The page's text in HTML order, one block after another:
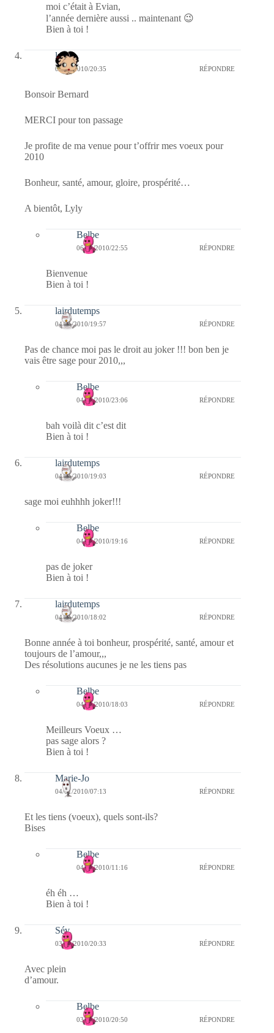
moi c’était à Evian,
l’année dernière aussi .. maintenant 😉
Bien à toi !
lyly
06/01/2010/20:35 RÉPONDRE
Bonsoir Bernard
MERCI pour ton passage
Je profite de ma venue pour t’offrir mes voeux pour
2010
Bonheur, santé, amour, gloire, prospérité…
A bientôt, Lyly
Belbe
06/01/2010/22:55 RÉPONDRE
Bienvenue
Bien à toi !
lairdutemps
04/01/2010/19:57 RÉPONDRE
Pas de chance moi pas le droit au joker !!! bon ben je
vais être sage pour 2010,,,
Belbe
04/01/2010/23:06 RÉPONDRE
bah voilà dit c’est dit
Bien à toi !
lairdutemps
04/01/2010/19:03 RÉPONDRE
sage moi euhhhh joker!!!
Belbe
04/01/2010/19:16 RÉPONDRE
pas de joker
Bien à toi !
lairdutemps
04/01/2010/18:02 RÉPONDRE
Bonne année à toi bonheur, prospérité, santé, amour et
toujours de l’amour,,,
Des résolutions aucunes je ne les tiens pas
Belbe
04/01/2010/18:03 RÉPONDRE
Meilleurs Voeux …
pas sage alors ?
Bien à toi !
Marie-Jo
04/01/2010/07:13 RÉPONDRE
Et les tiens (voeux), quels sont-ils?
Bises
Belbe
04/01/2010/11:16 RÉPONDRE
éh éh …
Bien à toi !
Sév
03/01/2010/20:33 RÉPONDRE
Avec plein
d’amour.
Belbe
03/01/2010/20:50 RÉPONDRE